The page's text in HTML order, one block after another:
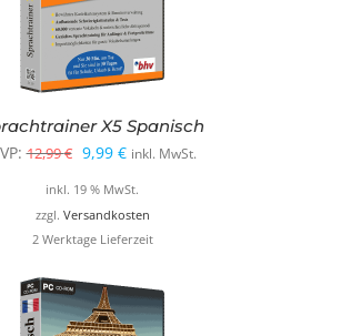
X5 Spanisch
12,99€ Ursprünglicher
Preis
war:
12,99 €
9,99 €Aktueller
Preis
ist:
9,99 €.
inkl. MwSt.
inkl. 19 % MwSt.
zzgl. Versandkosten
2 Werktage Lieferzeit